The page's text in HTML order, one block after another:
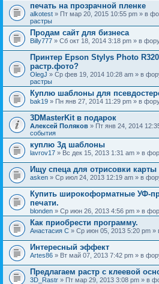
печать на прозрачной пленке
alkotest » Пт мар 20, 2015 10:55 pm » в
растры
Продам сайт для бизнеса
Billy777 » Сб окт 18, 2014 3:18 pm » в
Принтер Epson Stylys Photo
растр.фото?
OlegJ » Ср фев 19, 2014 10:28 am » в
растры
Куплю шаблоны для
bak19 » Пн янв 27, 2014 11:29 pm » в
3DMasterKit в подарок
Алексей Поляков » Пт янв 24, 2014
события
куплю 3д шаблоны
lavrov17 » Вс дек 15, 2013 1:31 am » в
Ищу спеца для отрисовки карты
asken » Ср июл 24, 2013 12:19 am » в
Купить широкоформатные УФ-
печати.
blonden » Ср июн 26, 2013 4:56 pm » в
Как приобрести программу.
Анастасия С » Ср июн 05, 2013 5:20 pm
Интересный эффект
Artes86 » Вт май 07, 2013 7:42 pm » в
Предлагаем растр с клеевой
3D_Rastr » Пт мар 29, 2013 3:08 pm » в